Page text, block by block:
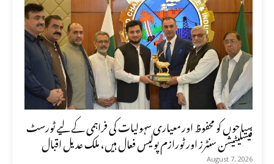
سیاحوں کو محفوظ اور معیاری سہولیات کی فراہمی کے لیے ٹورسٹ
فیسلیٹیشن سنٹرز اور ٹورازم پولیس فعال ہیں، ملک عدیل اقبال
August 7, 2026